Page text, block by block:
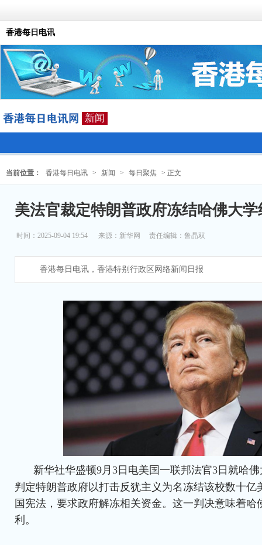
香港每日电讯
新闻
当前位置： 香港每日电讯 > 新闻 > 每日聚焦 > 正文
美法官裁定特朗普政府冻结哈佛大
时间：2025-09-04 19:54 来源： 新华网 责任编辑：鲁晶双
香港每日电讯，香港特别行政区网络新闻日报
新华社华盛顿9月3日电美国一联邦法官3日就哈
判定特朗普政府以打击反犹主义为名冻结该校数十亿
国宪法，要求政府解冻相关资金。这一判决意味着
利。